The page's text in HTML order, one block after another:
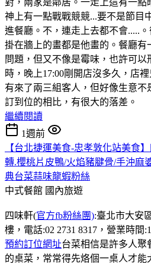
神上有一點戰戰競競...要不是節目
進餐廳。不，連走上去都不會.....
掛在牆上的畫都是他畫的。餐廳有
問題，但又不像是霉味，也許可以
時，晚上17:00剛開店沒多久，店
有來了兩三組客人，但好像生意
訂到位的相比，有很大的落差。
繼續閱讀
1週前
【台北捷運美食-忠孝敦化站美食
轉.櫻桃片皮鴨/火焰豬腱骨/手沖麻
典台菜蒜味龍蝦粉絲
中式餐館 國內旅遊
四味軒(官方fb粉絲團):臺北市大安
樓，電話:02 2731 8317，營業時間
預約訂位網址台菜相信是許多人聚
的桌菜，常常得先烙個一桌人才能